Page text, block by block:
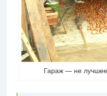
Гараж — не